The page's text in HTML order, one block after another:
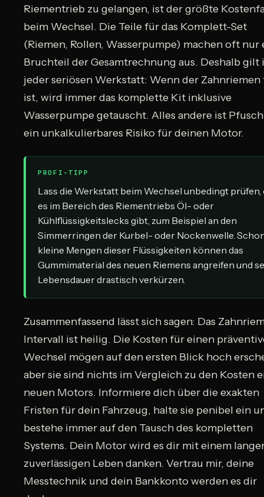
Riementrieb zu gelangen, ist der größte
beim Wechsel. Die Teile für das Komplett-Set
(Riemen, Rollen, Wasserpumpe) machen oft nur
Bruchteil der Gesamtrechnung aus. Deshalb gilt
jeder seriösen Werkstatt: Wenn der
ist, wird immer das komplette Kit inklusive
Wasserpumpe getauscht. Alles andere ist
ein unkalkulierbares Risiko für deinen Motor.
PROFI-TIPP
Lass die Werkstatt beim Wechsel unbedingt prüfen,
es im Bereich des Riementriebs Öl- oder
Kühlflüssigkeitslecks gibt, zum Beispiel an den
Simmerringen der Kurbel- oder Nockenwelle.
kleine Mengen dieser Flüssigkeiten können das
Gummimaterial des neuen Riemens angreifen und
Lebensdauer drastisch verkürzen.
Zusammenfassend lässt sich sagen: Das
Intervall ist heilig. Die Kosten für einen
Wechsel mögen auf den ersten Blick hoch
aber sie sind nichts im Vergleich zu den Kosten
neuen Motors. Informiere dich über die exakten
Fristen für dein Fahrzeug, halte sie penibel ein
bestehe immer auf den Tausch des kompletten
Systems. Dein Motor wird es dir mit einem
zuverlässigen Leben danken. Vertrau mir, deine
Messtechnik und dein Bankkonto werden es dir